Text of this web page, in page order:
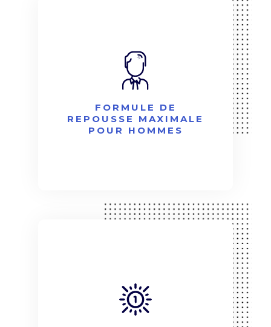
FORMULE DE
REPOUSSE MAXIMALE
POUR HOMMES